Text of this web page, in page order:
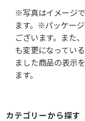
※写真はイメージ
ます。※パッケー
ございます。また
も変更になってい
ました商品の表示
ます。
カテゴリーから探す